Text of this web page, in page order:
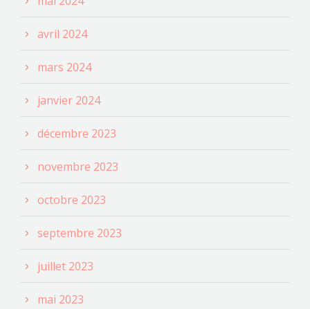
avril 2024
mars 2024
janvier 2024
décembre 2023
novembre 2023
octobre 2023
septembre 2023
juillet 2023
mai 2023